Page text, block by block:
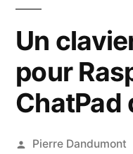
Un
pour
ChatPad
Publié
Pierre Dandumont